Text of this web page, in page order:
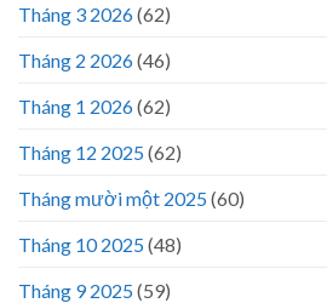
Tháng 3 2026(62)
Tháng 2 2026(46)
Tháng 1 2026(62)
Tháng 12 2025(62)
Tháng mười một 2025(60)
Tháng 10 2025(48)
Tháng 9 2025(59)